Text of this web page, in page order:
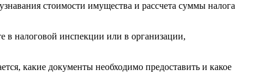
стоимости имущества и рассчета суммы налога
в налоговой инспекции или в организации,
какие документы необходимо предоставить и какое